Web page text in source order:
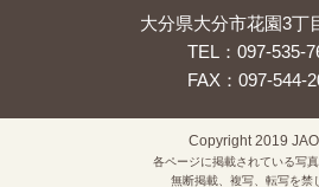
大分県大分市花園3丁
TEL：097-535-
FAX：097-544-
Copyright 2019
各ページに掲載されている写
無断掲載、複写、転写を禁